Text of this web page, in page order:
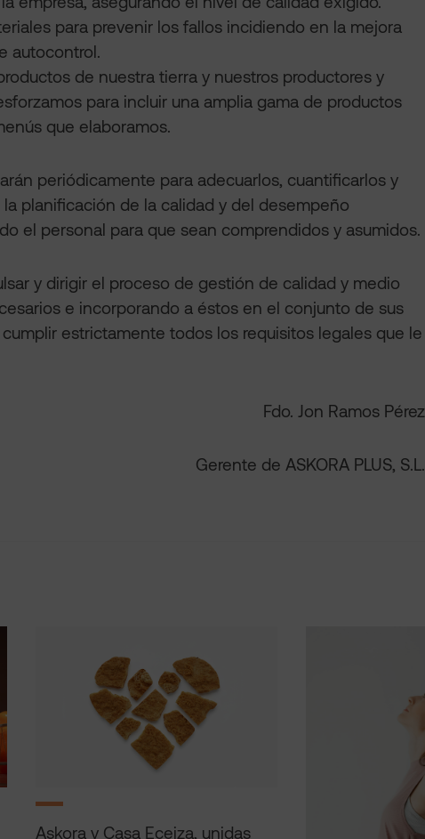
para prevenir los fallos incidiendo en la mejora
autocontrol.
de nuestra tierra y nuestros productores y
para incluir una amplia gama de productos
que elaboramos.
periódicamente para adecuarlos, cuantificarlos y
planificación de la calidad y del desempeño
el personal para que sean comprendidos y asumidos.
y dirigir el proceso de gestión de calidad y medio
e incorporando a éstos en el conjunto de sus
estrictamente todos los requisitos legales que le
Fdo. Jon Ramos Pérez
ASKORA PLUS, S.L.
Askora y Casa Eceiza, unidas